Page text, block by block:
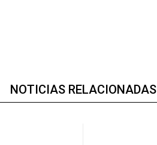
NOTICIAS RELACIONADAS